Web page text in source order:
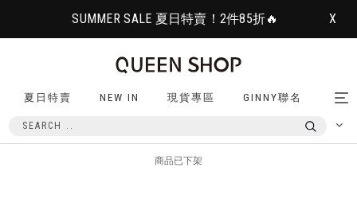
SUMMER SALE 夏日特賣！2件85折🔥 X
夏日特賣 NEW IN 現貨專區 GINNY聯名
商品已下架